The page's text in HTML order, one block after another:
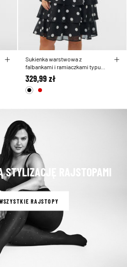
Sukienka warstwowa z
falbankami i ramiaczkami typu
spaghetti
329,99 zł
STYLIZACJĘ RAJSTOPAMI
RAJSTOPY